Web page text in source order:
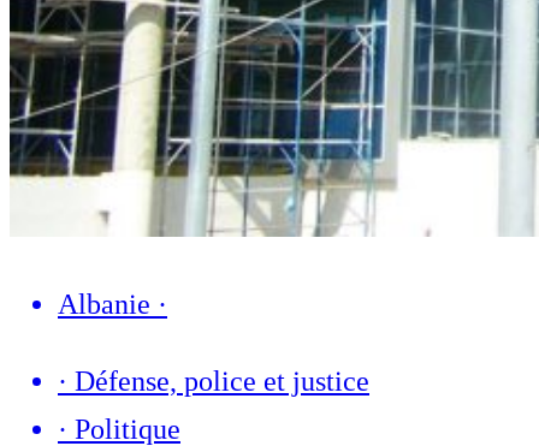
Albanie ·
· Défense, police et justice
· Politique